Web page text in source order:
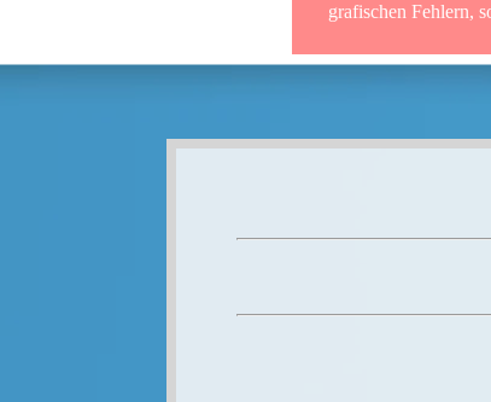
grafischen Fehlern,